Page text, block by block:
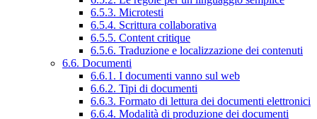
6.5.3. Microtesti
6.5.4. Scrittura collaborativa
6.5.5. Content critique
6.5.6. Traduzione e localizzazione dei contenuti
6.6. Documenti
6.6.1. I documenti vanno sul web
6.6.2. Tipi di documenti
6.6.3. Formato di lettura dei documenti elettronici
6.6.4. Modalità di produzione dei documenti